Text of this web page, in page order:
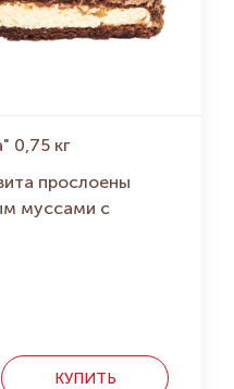
0,75 кг
прослоены
муссами с
КУПИТЬ